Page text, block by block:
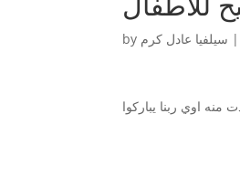
by سيلفيا عادل كرم
اوي ربنا يباركوا